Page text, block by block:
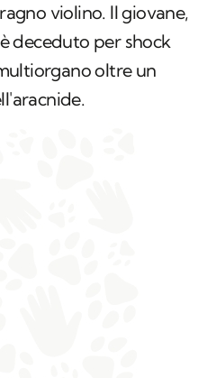
violino. Il giovane,
deceduto per shock
oltre un